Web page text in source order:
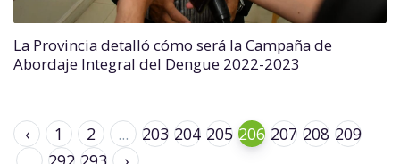
La Provincia detalló cómo será la Campaña de
Abordaje Integral del Dengue 2022-2023
‹ 1 2 ... 203 204 205 206 207 208 209